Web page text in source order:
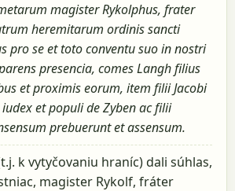
magister Rykolphus, frater
heremitarum ordinis sancti
pro se et toto conventu suo in nostri
presencia, comes Langh filius
et proximis eorum, item filii Jacobi
et populi de Zyben ac filii
prebuerunt et assensum.
k vytyčovaniu hraníc) dali súhlas,
magister Rykolf, fráter